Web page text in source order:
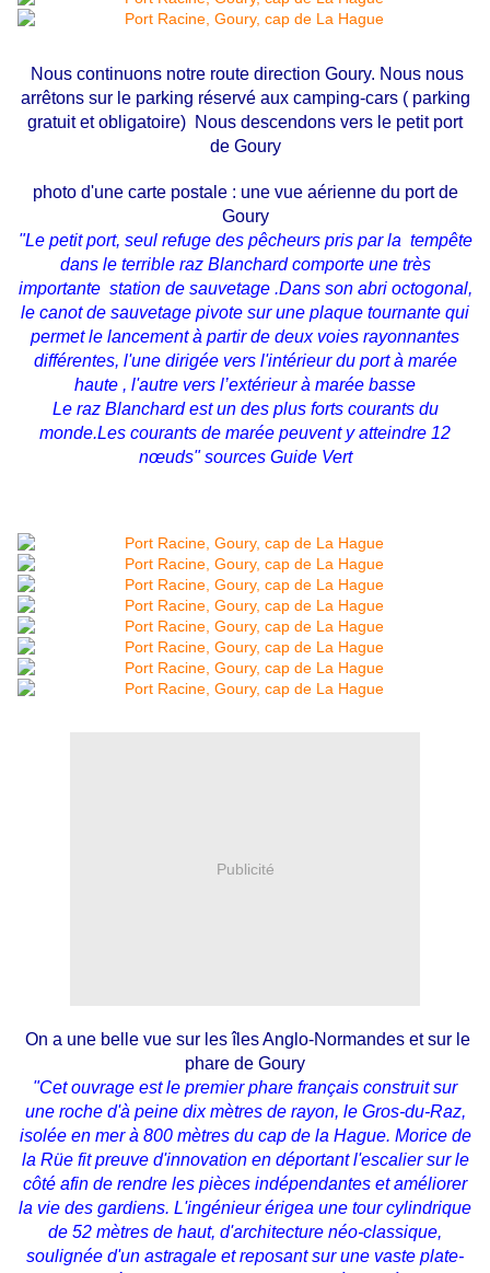
Nous continuons notre route direction Goury. Nous nous
arrêtons sur le parking réservé aux camping-cars ( parking
gratuit et obligatoire) Nous descendons vers le petit port
de Goury
photo d'une carte postale : une vue aérienne du port de
Goury
"Le petit port, seul refuge des pêcheurs pris par la tempête
dans le terrible raz Blanchard comporte une très
importante station de sauvetage .Dans son abri octogonal,
le canot de sauvetage pivote sur une plaque tournante qui
permet le lancement à partir de deux voies rayonnantes
différentes, l'une dirigée vers l'intérieur du port à marée
haute , l'autre vers l’extérieur à marée basse
Le raz Blanchard est un des plus forts courants du
monde.Les courants de marée peuvent y atteindre 12
nœuds" sources Guide Vert
Publicité
On a une belle vue sur les îles Anglo-Normandes et sur le
phare de Goury
"Cet ouvrage est le premier phare français construit sur
une roche d'à peine dix mètres de rayon, le Gros-du-Raz,
isolée en mer à 800 mètres du cap de la Hague. Morice de
la Rüe fit preuve d'innovation en déportant l'escalier sur le
côté afin de rendre les pièces indépendantes et améliorer
la vie des gardiens. L'ingénieur érigea une tour cylindrique
de 52 mètres de haut, d'architecture néo-classique,
soulignée d'un astragale et reposant sur une vaste plate-